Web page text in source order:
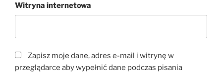
Witryna internetowa
Zapisz moje dane, adres e-mail i witrynę w
przeglądarce aby wypełnić dane podczas pisania